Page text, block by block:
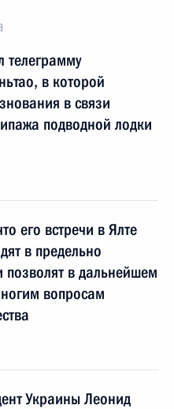
телеграмму
в которой
в связи
подводной лодки
его встречи в Ялте
в предельно
в дальнейшем
вопросам
Украины Леонид